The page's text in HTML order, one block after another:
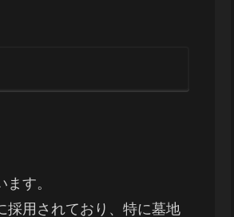
す。
採用されており、特に墓地